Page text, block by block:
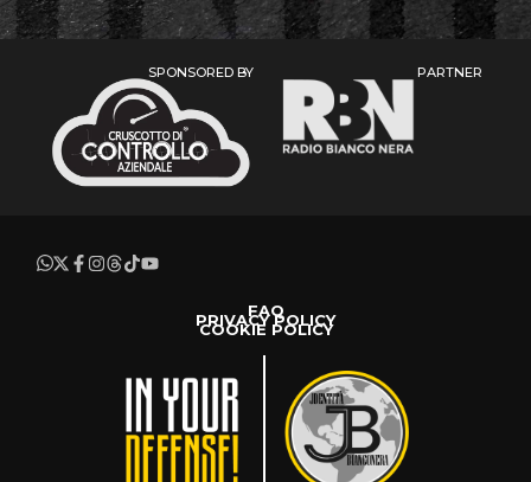
SPONSORED BY PARTNER
FAQ
PRIVACY POLICY
COOKIE POLICY